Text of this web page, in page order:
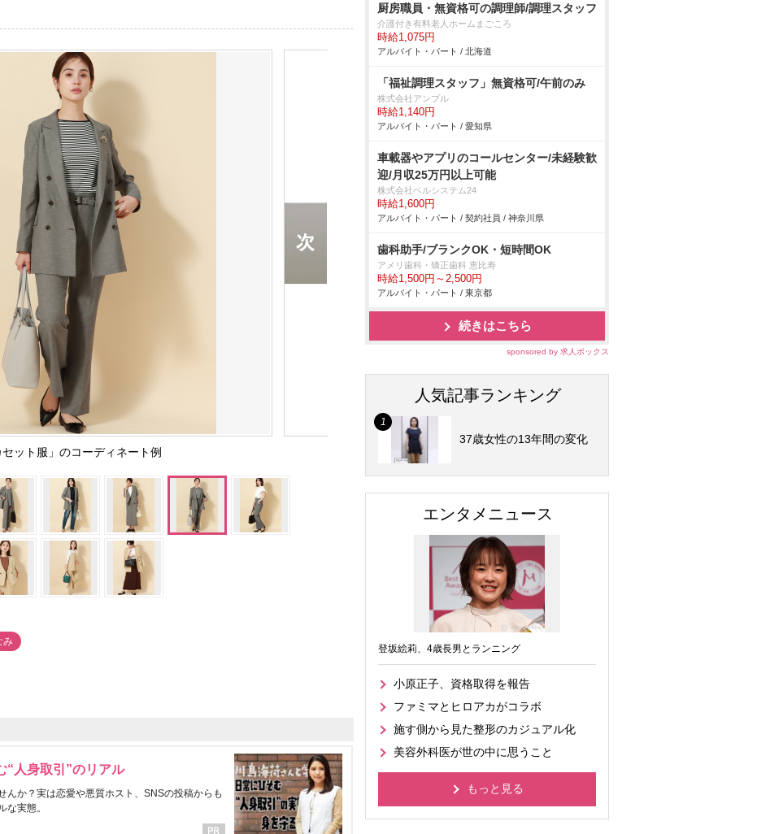
セット服」のコーディネート例
み
“人身取引”のリアル
んか？実は恋愛や悪質ホスト、SNSの投稿からも
な実態。
厨房職員・無資格可の調理師/調理スタッフ
介護付き有料老人ホームまごころ
時給1,075円
アルバイト・パート / 北海道
「福祉調理スタッフ」無資格可/午前のみ
株式会社アンプル
時給1,140円
アルバイト・パート / 愛知県
車載器やアプリのコールセンター/未経験歓
迎/月収25万円以上可能
株式会社ベルシステム24
時給1,600円
アルバイト・パート / 契約社員 / 神奈川県
歯科助手/ブランクOK・短時間OK
アメリ歯科・矯正歯科 恵比寿
時給1,500円～2,500円
アルバイト・パート / 東京都
続きはこちら
sponsored by 求人ボックス
人気記事ランキング
37歳女性の13年間の変化
エンタメニュース
登坂絵莉、4歳長男とランニング
小原正子、資格取得を報告
ファミマとヒロアカがコラボ
施す側から見た整形のカジュアル化
美容外科医が世の中に思うこと
もっと見る